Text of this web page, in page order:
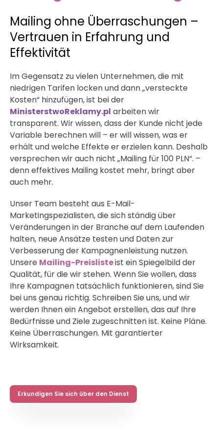
Mailing ohne Überraschungen –
Vertrauen in Erfahrung und
Effektivität
Im Gegensatz zu vielen Unternehmen, die mit
niedrigen Tarifen locken und dann „versteckte
Kosten“ hinzufügen, ist bei der
MinisterstwoReklamy.pl arbeiten wir
transparent. Wir wissen, dass der Kunde nicht jede
Variable berechnen will – er will wissen, was er
erhält und welche Effekte er erzielen kann. Deshalb
versprechen wir auch nicht „Mailing für 100 PLN“. –
denn effektives Mailing kostet mehr, bringt aber
auch mehr.
Unser Team besteht aus E-Mail-
Marketingspezialisten, die sich ständig über
Veränderungen in der Branche auf dem Laufenden
halten, neue Ansätze testen und Daten zur
Verbesserung der Kampagnenleistung nutzen.
Unsere Mailing-Preislisteist ein Spiegelbild der
Qualität, für die wir stehen. Wenn Sie wollen, dass
Ihre Kampagnen tatsächlich funktionieren, sind Sie
bei uns genau richtig. Schreiben Sie uns, und wir
werden Ihnen ein Angebot erstellen, das auf Ihre
Bedürfnisse und Ziele zugeschnitten ist. Keine Pläne.
Keine Überraschungen. Mit garantierter
Wirksamkeit.
Erkundigen Sie sich über den Dienst